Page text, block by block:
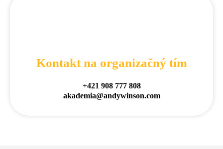
Kontakt na organizačný tím
+421 908 777 808
akademia@andywinson.com